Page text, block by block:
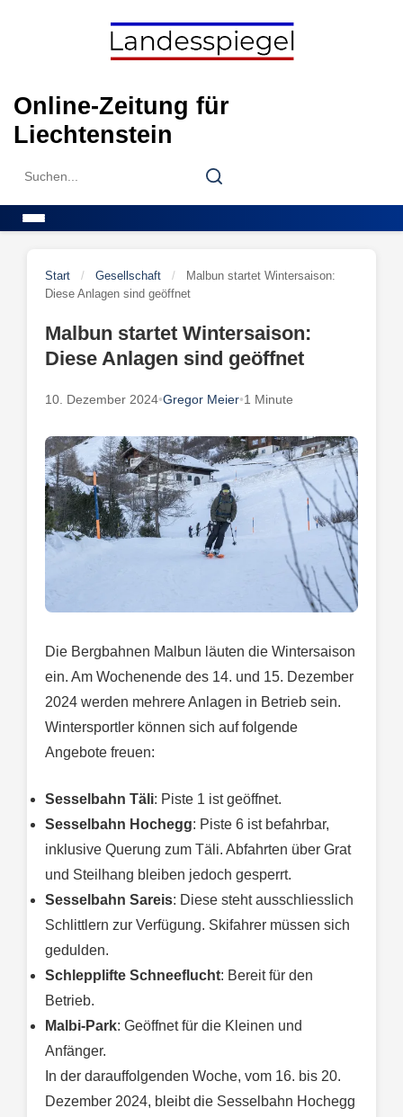
Online-Zeitung für
Liechtenstein
Search
Search
Start / Gesellschaft /
Malbun startet Wintersaison:
Diese Anlagen sind geöffnet
Malbun startet Wintersaison:
Diese Anlagen sind geöffnet
10. Dezember 2024•Gregor Meier•1 Minute
Die Bergbahnen Malbun läuten die Wintersaison
ein. Am Wochenende des 14. und 15. Dezember
2024 werden mehrere Anlagen in Betrieb sein.
Wintersportler können sich auf folgende
Angebote freuen:
Sesselbahn Täli: Piste 1 ist geöffnet.
Sesselbahn Hochegg: Piste 6 ist befahrbar,
inklusive Querung zum Täli. Abfahrten über Grat
und Steilhang bleiben jedoch gesperrt.
Sesselbahn Sareis: Diese steht ausschliesslich
Schlittlern zur Verfügung. Skifahrer müssen sich
gedulden.
Schlepplifte Schneeflucht: Bereit für den
Betrieb.
Malbi-Park: Geöffnet für die Kleinen und
Anfänger.
In der darauffolgenden Woche, vom 16. bis 20.
Dezember 2024, bleibt die Sesselbahn Hochegg